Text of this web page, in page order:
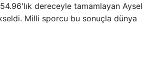
54.96'lık dereceyle tamamlayan Aysel
Milli sporcu bu sonuçla dünya